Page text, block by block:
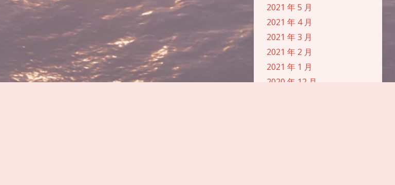
2021 年 5 月
2021 年 4 月
2021 年 3 月
2021 年 2 月
2021 年 1 月
2020 年 12 月